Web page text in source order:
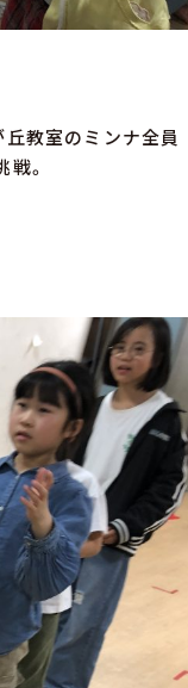
丘教室のミンナ全員
。